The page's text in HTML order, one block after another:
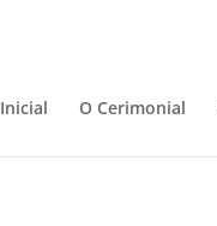
Inicial O Cerimonial